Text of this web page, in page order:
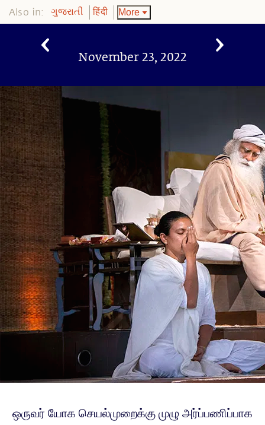
Also in: ગુજરાતી हिंदी More
November 23, 2022
ஒருவர் யோக செயல்முறைக்கு முழு அர்ப்பணிப்பாக